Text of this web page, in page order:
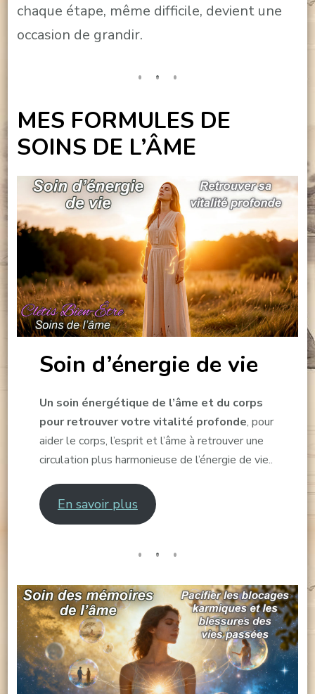
chaque étape, même difficile, devient une
occasion de grandir.
MES FORMULES DE
SOINS DE L’ÂME
Soin d’énergie de vie
Un soin énergétique de l’âme et du corps
pour retrouver votre vitalité profonde, pour
aider le corps, l’esprit et l’âme à retrouver une
circulation plus harmonieuse de l’énergie de vie..
En savoir plus